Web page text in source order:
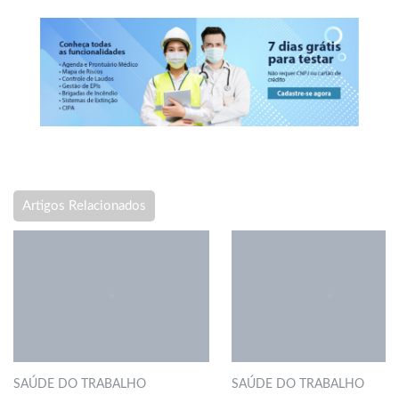
Artigos Relacionados
SAÚDE DO TRABALHO SAÚDE DO TRABALHO